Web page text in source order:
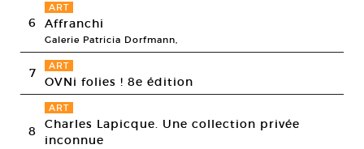
6
ART
Affranchi
Galerie Patricia Dorfmann,
7 ART
OVNi folies ! 8e édition
8
ART
Charles Lapicque. Une collection privée
inconnue